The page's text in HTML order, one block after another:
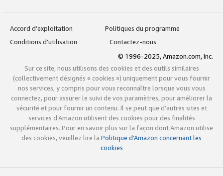
Accord d’exploitation
Politiques du programme
Conditions d’utilisation
Contactez-nous
© 1996-2025, Amazon.com, Inc.
Sur ce site, nous utilisons des cookies et des outils similaires
(collectivement désignés « cookies ») uniquement pour vous fournir
nos services, y compris pour vous reconnaître lorsque vous vous
connectez, pour assurer le suivi de vos paramètres, pour améliorer la
sécurité et pour fournir un contenu. Il se peut que d’autres sites et
services d’Amazon utilisent des cookies pour des finalités
supplémentaires. Pour en savoir plus sur la façon dont Amazon utilise
des cookies, veuillez lire la Politique d’Amazon concernant les
cookies